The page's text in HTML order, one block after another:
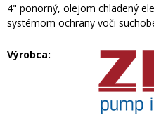
4" ponorný, olejom chladený
systémom ochrany voči
Výrobca: